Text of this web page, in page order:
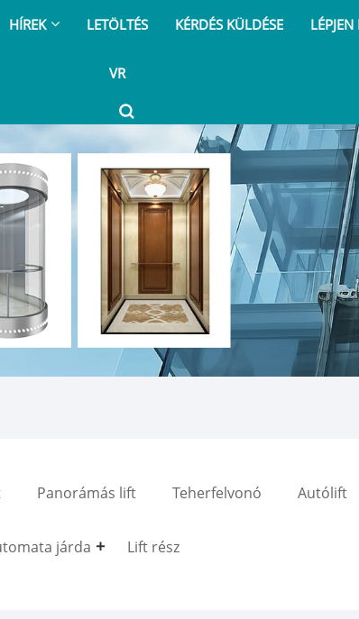
HÍREK LETÖLTÉS KÉRDÉS KÜLDÉSE
VR
Panorámás lift Teherfelvonó Autólift
járda Lift rész